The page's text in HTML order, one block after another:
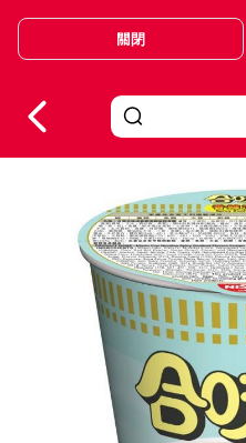
Valid Until 30 June
關閉